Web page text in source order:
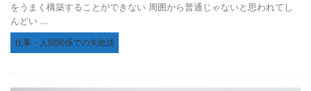
をうまく構築することができない 周囲から普通じゃないと思われてし
んどい ...
仕事・人間関係での失敗談